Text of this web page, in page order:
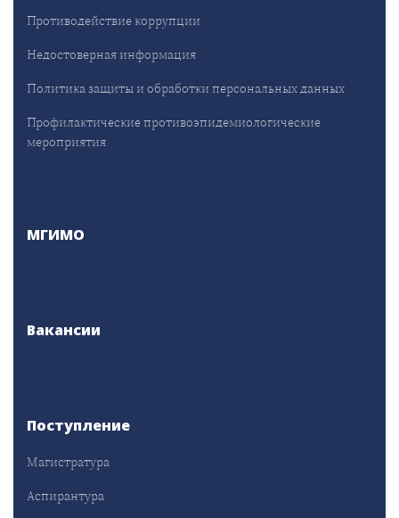
Противодействие коррупции
Недостоверная информация
Политика защиты и обработки персональных данных
Профилактические противоэпидемиологические
мероприятия
МГИМО
Вакансии
Поступление
Магистратура
Аспирантура